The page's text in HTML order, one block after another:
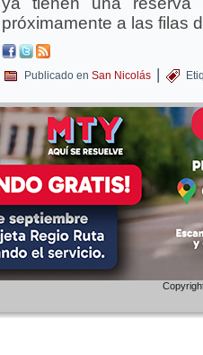
próximamente a las filas
Publicado en San Nicolás |